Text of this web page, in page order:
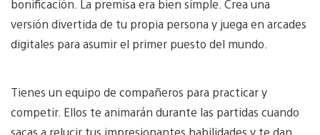
bonificación. La premisa era bien simple. Crea una
versión divertida de tu propia persona y juega en arcades
digitales para asumir el primer puesto del mundo.
Tienes un equipo de compañeros para practicar y
competir. Ellos te animarán durante las partidas cuando
sacas a relucir tus impresionantes habilidades y te dan